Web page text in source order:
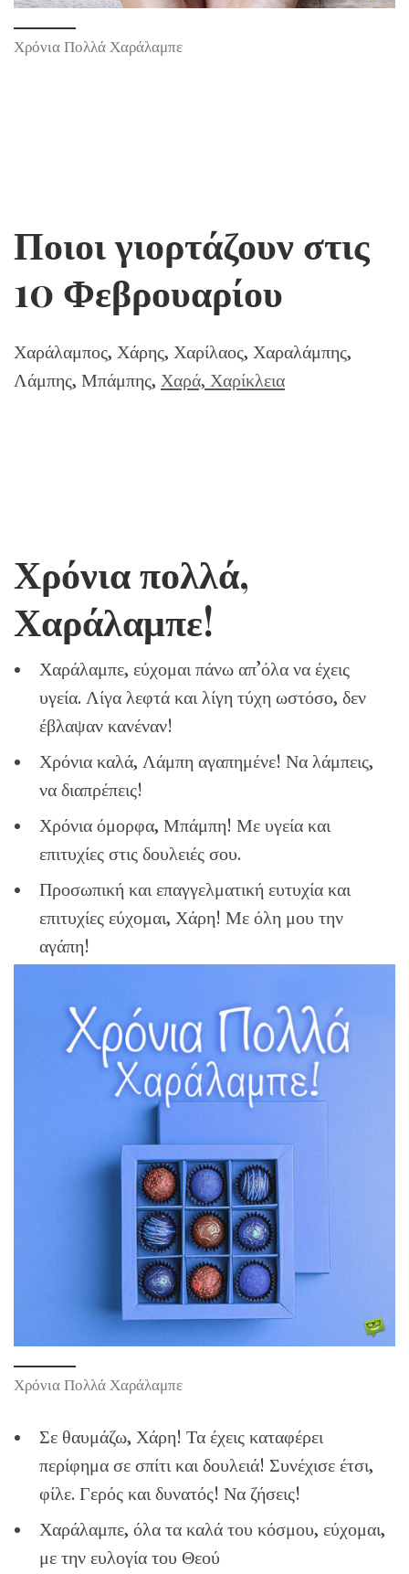
Χρόνια Πολλά Χαράλαμπε
Ποιοι γιορτάζουνστις
10 Φεβρουαρίου
Χαράλαμπος, Χάρης, Χαρίλαος, Χαραλάμπης,
Λάμπης, Μπάμπης, Χαρά, Χαρίκλεια
Χρόνια πολλά,
Χαράλαμπε!
Χαράλαμπε, εύχομαι πάνω απ’όλα να έχεις
υγεία. Λίγα λεφτά και λίγη τύχη ωστόσο, δεν
έβλαψαν κανέναν!
Χρόνια καλά, Λάμπη αγαπημένε! Να λάμπεις,
να διαπρέπεις!
Χρόνια όμορφα, Μπάμπη! Με υγεία και
επιτυχίες στις δουλειές σου.
Προσωπική και επαγγελματική ευτυχία και
επιτυχίες εύχομαι, Χάρη! Με όλη μου την
αγάπη!
Χρόνια Πολλά Χαράλαμπε
Σε θαυμάζω, Χάρη! Τα έχεις καταφέρει
περίφημα σε σπίτι και δουλειά! Συνέχισε έτσι,
φίλε. Γερός και δυνατός! Να ζήσεις!
Χαράλαμπε, όλα τα καλά του κόσμου, εύχομαι,
με την ευλογία του Θεού